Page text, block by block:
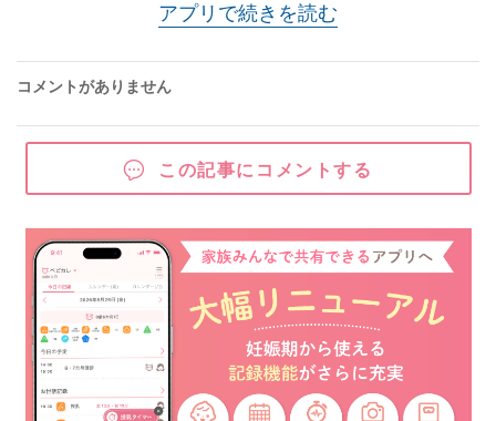
アプリで続きを読む
コメントがありません
この記事にコメントする